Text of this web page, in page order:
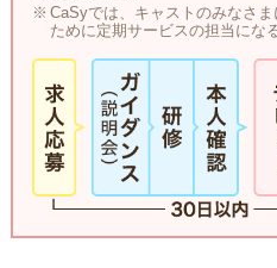
CaSyでは、キャストのみなさ
ために定期サービスの担当にな